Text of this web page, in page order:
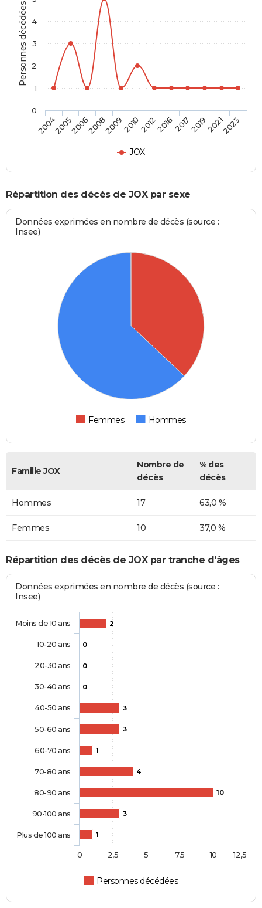
Personnes décédées
JOX
200420052006200820092010201220162017201920212023
0
1
2
3
4
Répartition des décès de JOX par sexe
Données exprimées en nombre de décès (source :
Insee)
Femmes Hommes
Famille JOX
Nombre de
décès
% des
décès
Hommes 17 63,0 %
Femmes 10 37,0 %
Répartition des décès de JOX par tranche d'âges
Données exprimées en nombre de décès (source :
Insee)
2
0
0
0
3
3
1
4
10
3
1
Personnes décédées
Moins de 10 ans
10-20 ans
20-30 ans
30-40 ans
40-50 ans
50-60 ans
60-70 ans
70-80 ans
80-90 ans
90-100 ans
Plus de 100 ans
0 10
2,5 5 7,5 12,5